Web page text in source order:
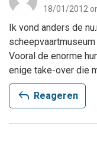
18/01/2012
Ik vond anders de
Vooral de enorme
enige take-over die
reply Reageren